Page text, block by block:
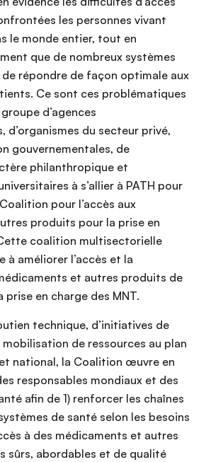
les personnes vivant
le monde entier, tout en
que de nombreux systèmes
répondre de façon optimale aux
Ce sont ces problématiques
d’agences
d’organismes du secteur privé,
gouvernementales, de
philanthropique et
à s’allier à PATH pour
pour l’accès aux
produits pour la prise en
coalition multisectorielle
à améliorer l’accès et la
et autres produits de
prise en charge des MNT.
technique, d’initiatives de
mobilisation de ressources au plan
national, la Coalition œuvre en
responsables mondiaux et des
afin de 1) renforcer les chaînes
de santé selon les besoins
à des médicaments et autres
sûrs, abordables et de qualité